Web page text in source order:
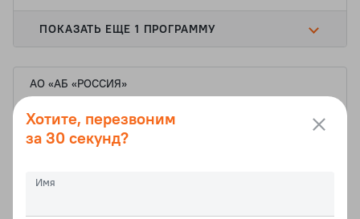
ПОКАЗАТЬ ЕЩЕ 1 ПРОГРАММУ
АО «АБ «РОССИЯ»
Семейная ипотека, ПВ от 20,01, ставка
от 5,6
Ставка
Хотите, перезвоним
за 30 секунд?
Имя